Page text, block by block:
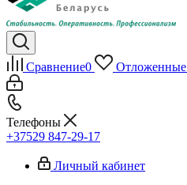
Сравнение0 Отложенные
Телефоны
+37529 847-29-17‬
Личный кабинет